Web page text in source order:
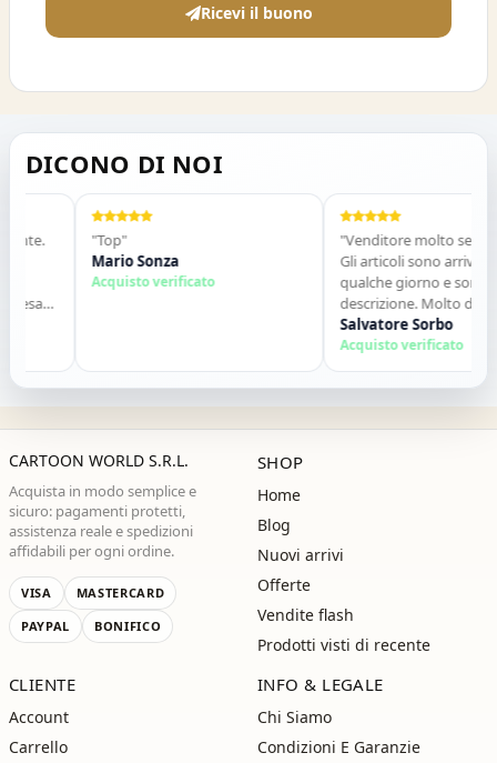
Ricevi il buono
DICONO DI NOI
"Top"
Mario Sonza
Acquisto verificato
"Venditore molto serio e
Gli articoli sono arrivati
qualche giorno e sono
descrizione. Molto
contatti. Consigliato."
Salvatore Sorbo
Acquisto verificato
CARTOON WORLD S.R.L.
Acquista in modo semplice e
sicuro: pagamenti protetti,
assistenza reale e spedizioni
affidabili per ogni ordine.
VISA
MASTERCARD
PAYPAL
BONIFICO
SHOP
Home
Blog
Nuovi arrivi
Offerte
Vendite flash
Prodotti visti di recente
CLIENTE
Account
Carrello
INFO & LEGALE
Chi Siamo
Condizioni E Garanzie